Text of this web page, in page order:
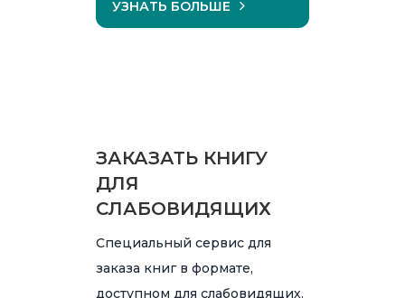
УЗНАТЬ БОЛЬШЕ
ЗАКАЗАТЬ КНИГУ
ДЛЯ
СЛАБОВИДЯЩИХ
Специальный сервис для
заказа книг в формате,
доступном для слабовидящих.